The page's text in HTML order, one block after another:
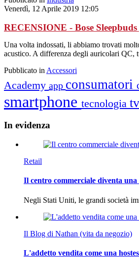
Venerdì, 12 Aprile 2019 12:05
RECENSIONE - Bose
Una volta indossati, li abbiamo trovati
acustico. A differenza degli auricolari QC,
Pubblicato in Accessori
Academy app consumatori
smartphone tecnologia tv
In evidenza
Retail
Il centro commerciale diventa
Negli Stati Uniti, le grandi società
Il Blog di Nathan (vita da negozio)
L'addetto vendita come una